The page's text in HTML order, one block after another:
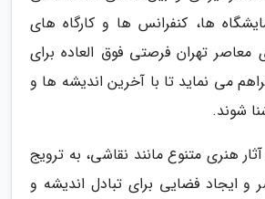
ها، کنفرانس ها و کارگاه های
معاصر تهران فرصتی فوق العاده برای
می نماید تا با آخرین اندیشه ها و
شوند.
آثار هنری متنوع مانند نقاشی، به ترویج
و ایجاد فضایی برای تبادل اندیشه و